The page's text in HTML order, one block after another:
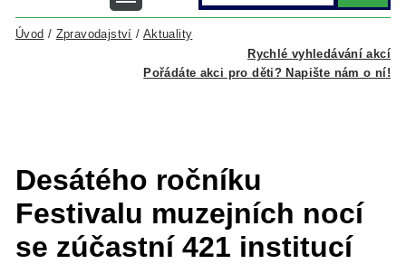
Rychlé vyhledávání akcí
Úvod / Zpravodajství / Aktuality
Pořádáte akci pro děti? Napište nám o ní!
Desátého ročníku
Festivalu muzejních nocí
se zúčastní 421 institucí